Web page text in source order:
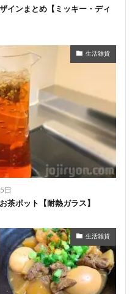
インまとめ【ミッキー・ディ
生活雑貨
日
茶ポット【耐熱ガラス】
生活雑貨